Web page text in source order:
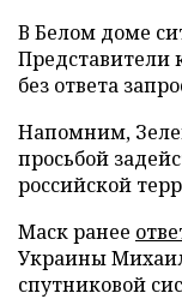
В Белом доме
Представители
без ответа
Напомним,
просьбой
российской
Маск ранее
Украины
спутниковой